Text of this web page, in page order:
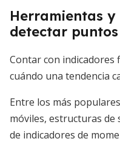
Herramientas
detectar
Contar con indicadores
cuándo una tendencia
Entre los más
móviles, estructuras de
de indicadores de